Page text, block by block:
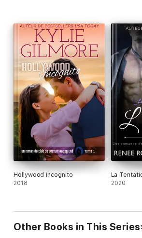
Hollywood incognito
2018
La
2020
Other Books in This Series